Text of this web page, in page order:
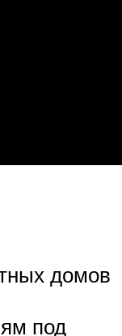
домов
под